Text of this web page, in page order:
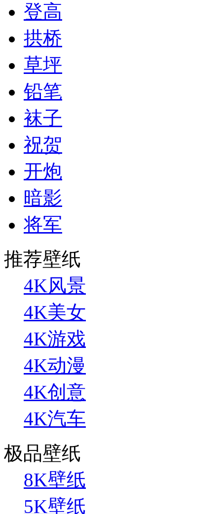
登高
拱桥
草坪
铅笔
袜子
祝贺
开炮
暗影
将军
推荐壁纸
4K风景
4K美女
4K游戏
4K动漫
4K创意
4K汽车
极品壁纸
8K壁纸
5K壁纸